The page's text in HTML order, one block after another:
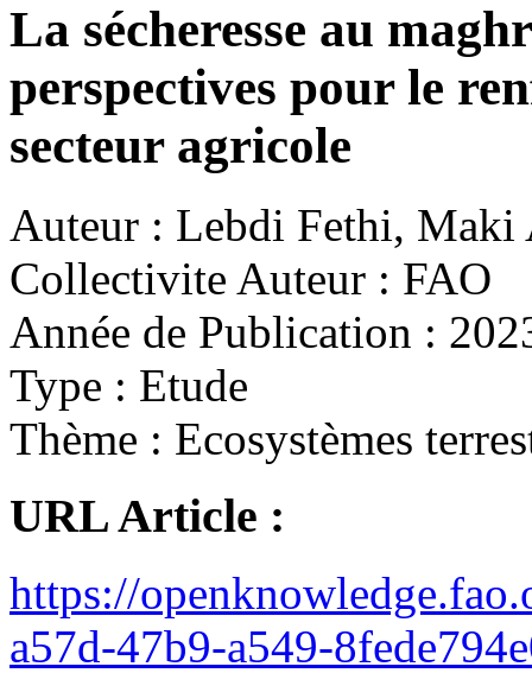
La sécheresse au
perspectives pour le
secteur agricole
Auteur : Lebdi Fethi, Maki
Collectivite Auteur : FAO
Année de Publication :
Type : Etude
Thème : Ecosystèmes
URL Article :
https://
a57d-47b9-a549-